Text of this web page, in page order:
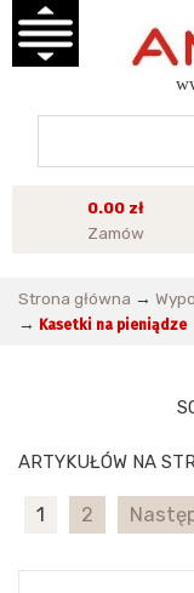
0.00 zł
Zamów
Strona główna →
→
Kasetki na pieniądze
ARTYKUŁÓW NA
1 2